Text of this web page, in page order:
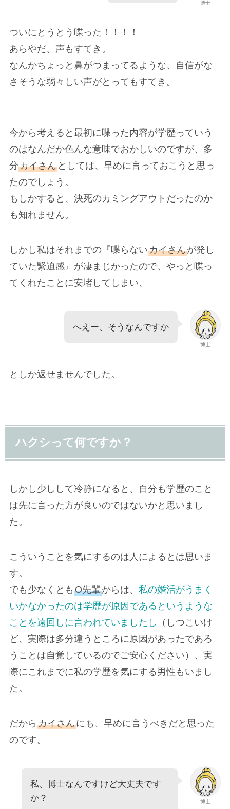
博士
ついにとうとう喋った！！！！
あらやだ、声もすてき。
なんかちょっと鼻がつまってるような、自信がな
さそうな弱々しい声がとってもすてき。
今から考えると最初に喋った内容が学歴っていう
のはなんだか色んな意味でおかしいのですが、多
分カイさんとしては、早めに言っておこうと思っ
たのでしょう。
もしかすると、決死のカミングアウトだったのか
も知れません。
しかし私はそれまでの『喋らないカイさんが発し
ていた緊迫感』が凄まじかったので、やっと喋っ
てくれたことに安堵してしまい、
博士
へえー、そうなんですか
としか返せませんでした。
ハクシって何ですか？
しかし少しして冷静になると、自分も学歴のこと
は先に言った方が良いのではないかと思いまし
た。
こういうことを気にするのは人によるとは思いま
す。
でも少なくとも O先輩からは、 私の婚活がうまく
いかなかったのは学歴が原因であるというような
ことを遠回しに言われていましたし
（しつこいけ
ど、実際は多分違うところに原因があったであろ
うことは自覚しているのでご安心ください）、実
際にこれまでに私の学歴を気にする男性もいまし
た。
だから カイさんにも、早めに言うべきだと思った
のです。
博士
私、博士なんですけど大丈夫です
か？